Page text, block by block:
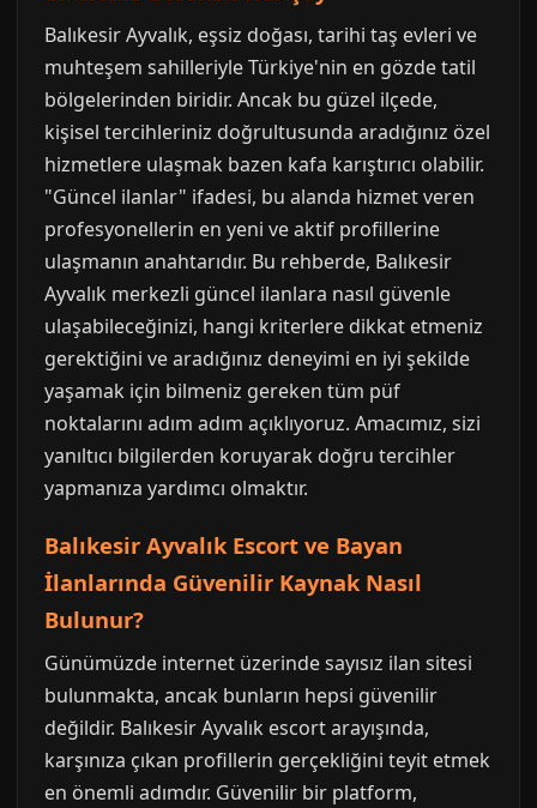
Balıkesir Ayvalık, eşsiz doğası, tarihi taş evleri ve
muhteşem sahilleriyle Türkiye'nin en gözde tatil
bölgelerinden biridir. Ancak bu güzel ilçede,
kişisel tercihleriniz doğrultusunda aradığınız özel
hizmetlere ulaşmak bazen kafa karıştırıcı olabilir.
"Güncel ilanlar" ifadesi, bu alanda hizmet veren
profesyonellerin en yeni ve aktif profillerine
ulaşmanın anahtarıdır. Bu rehberde, Balıkesir
Ayvalık merkezli güncel ilanlara nasıl güvenle
ulaşabileceğinizi, hangi kriterlere dikkat etmeniz
gerektiğini ve aradığınız deneyimi en iyi şekilde
yaşamak için bilmeniz gereken tüm püf
noktalarını adım adım açıklıyoruz. Amacımız, sizi
yanıltıcı bilgilerden koruyarak doğru tercihler
yapmanıza yardımcı olmaktır.
Balıkesir Ayvalık Escort ve Bayan
İlanlarında Güvenilir Kaynak Nasıl
Bulunur?
Günümüzde internet üzerinde sayısız ilan sitesi
bulunmakta, ancak bunların hepsi güvenilir
değildir. Balıkesir Ayvalık escort arayışında,
karşınıza çıkan profillerin gerçekliğini teyit etmek
en önemli adımdır. Güvenilir bir platform,